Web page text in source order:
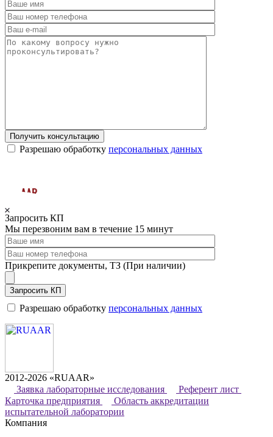
Получить консультацию
Разрешаю обработку персональных данных
Запросить КП
Мы перезвоним вам в течение 15 минут
Прикрепите документы, ТЗ (При наличии)
Запросить КП
Разрешаю обработку персональных данных
2012-2026 «RUAAR»
Заявка лабораторные исследования
Референт лист
Карточка предприятия
Область аккредитации
испытательной лаборатории
Компания